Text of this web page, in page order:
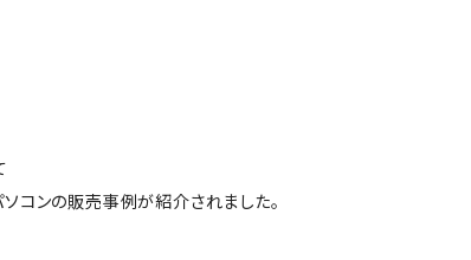
コンの販売事例が紹介されました。